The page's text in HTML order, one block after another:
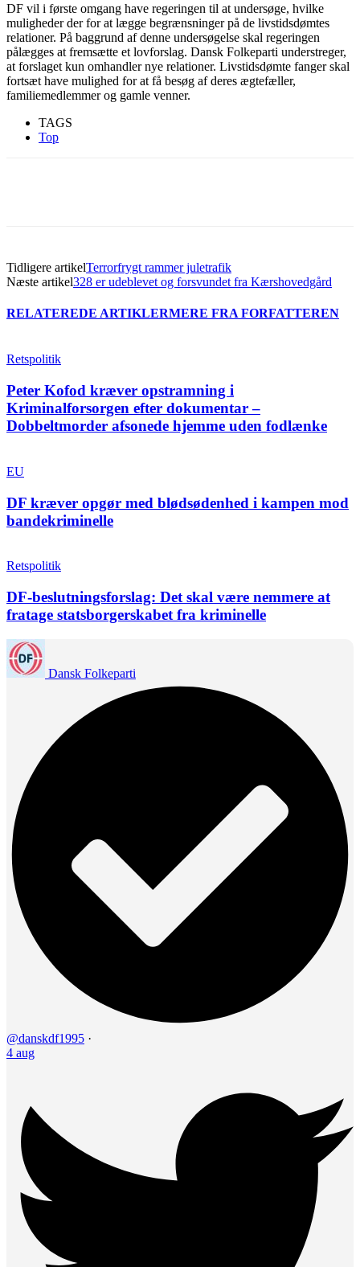
DF vil i første omgang have regeringen til at undersøge, hvilke
muligheder der for at lægge begrænsninger på de livstidsdømtes
relationer. På baggrund af denne undersøgelse skal regeringen
pålægges at fremsætte et lovforslag. Dansk Folkeparti understreger,
at forslaget kun omhandler nye relationer. Livstidsdømte fanger skal
fortsæt have mulighed for at få besøg af deres ægtefæller,
familiemedlemmer og gamle venner.
TAGS
Top
Tidligere artikelTerrorfrygt rammer juletrafik
Næste artikel328 er udeblevet og forsvundet fra Kærshovedgård
RELATEREDE ARTIKLERMERE FRA FORFATTEREN
Retspolitik
Peter Kofod kræver opstramning i
Kriminalforsorgen efter dokumentar –
Dobbeltmorder afsonede hjemme uden fodlænke
EU
DF kræver opgør med blødsødenhed i kampen mod
bandekriminelle
Retspolitik
DF-beslutningsforslag: Det skal være nemmere at
fratage statsborgerskabet fra kriminelle
Dansk Folkeparti
@danskdf1995 ·
4 aug